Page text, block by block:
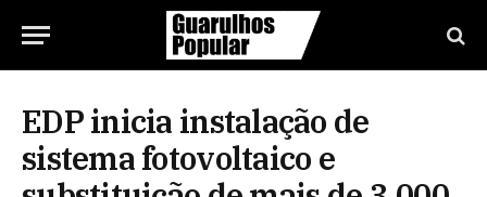
EDP inicia instalação de
sistema fotovoltaico e